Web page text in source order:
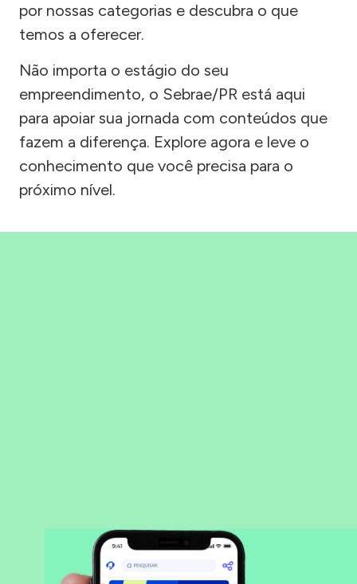
por nossas categorias e descubra o que
temos a oferecer.
Não importa o estágio do seu
empreendimento, o Sebrae/PR está aqui
para apoiar sua jornada com conteúdos que
fazem a diferença. Explore agora e leve o
conhecimento que você precisa para o
próximo nível.